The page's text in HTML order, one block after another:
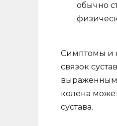
обычно
Симптомы и
связок
колена
сустава.